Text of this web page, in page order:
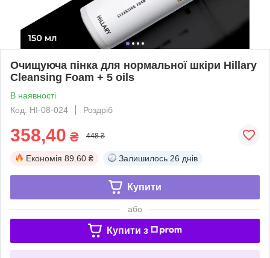
Очищуюча пінка для нормальної шкіри Hillary
Cleansing Foam + 5 oils
В наявності
Код: HI-08-024
Роздріб
358,40 ₴ 448 ₴
Економія 89.60 ₴ Залишилось 26 днів
Купити
або
Купити з